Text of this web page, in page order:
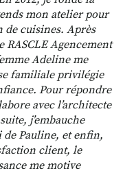
mon atelier pour
cuisines. Après
RASCLE Agencement
Adeline me
familiale privilégie
Pour répondre
avec l’architecte
j’embauche
Pauline, et enfin,
client, le
me motive